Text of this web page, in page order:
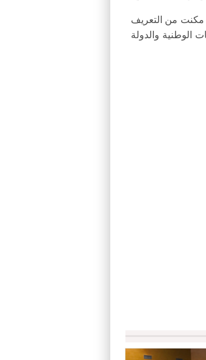
مكنت من التعريف
الوطنية والدولة